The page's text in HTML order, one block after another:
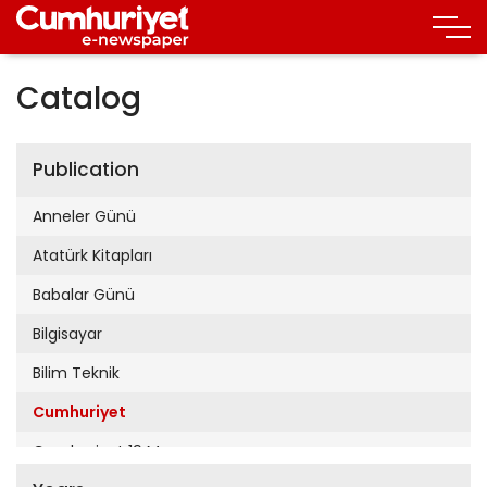
Catalog
Publication
Anneler Günü
Atatürk Kitapları
Babalar Günü
Bilgisayar
Bilim Teknik
Cumhuriyet
Cumhuriyet 19 Mayıs